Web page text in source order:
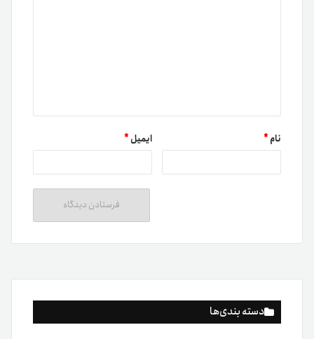
دسته بندی‌ها
نام* ایمیل*